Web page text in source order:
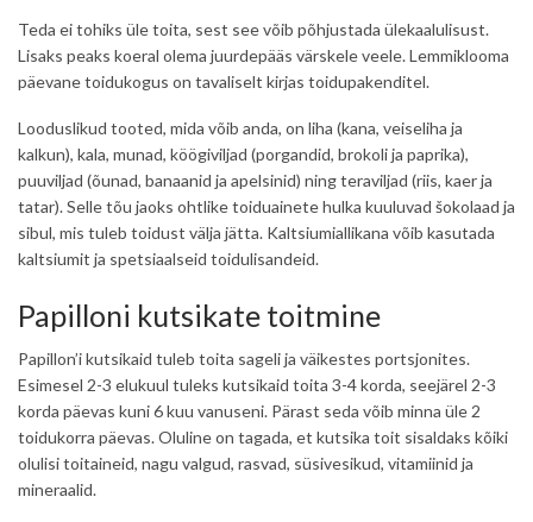
Teda ei tohiks üle toita, sest see võib põhjustada ülekaalulisust.
Lisaks peaks koeral olema juurdepääs värskele veele. Lemmiklooma
päevane toidukogus on tavaliselt kirjas toidupakenditel.
Looduslikud tooted, mida võib anda, on liha (kana, veiseliha ja
kalkun), kala, munad, köögiviljad (porgandid, brokoli ja paprika),
puuviljad (õunad, banaanid ja apelsinid) ning teraviljad (riis, kaer ja
tatar). Selle tõu jaoks ohtlike toiduainete hulka kuuluvad šokolaad ja
sibul, mis tuleb toidust välja jätta. Kaltsiumiallikana võib kasutada
kaltsiumit ja spetsiaalseid toidulisandeid.
Papilloni kutsikate toitmine
Papillon’i kutsikaid tuleb toita sageli ja väikestes portsjonites.
Esimesel 2-3 elukuul tuleks kutsikaid toita 3-4 korda, seejärel 2-3
korda päevas kuni 6 kuu vanuseni. Pärast seda võib minna üle 2
toidukorra päevas. Oluline on tagada, et kutsika toit sisaldaks kõiki
olulisi toitaineid, nagu valgud, rasvad, süsivesikud, vitamiinid ja
mineraalid.